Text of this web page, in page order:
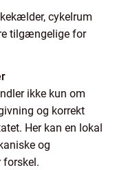
cykelrum
tilgængelige for
ikke kun om
og korrekt
Her kan en lokal
og
forskel.